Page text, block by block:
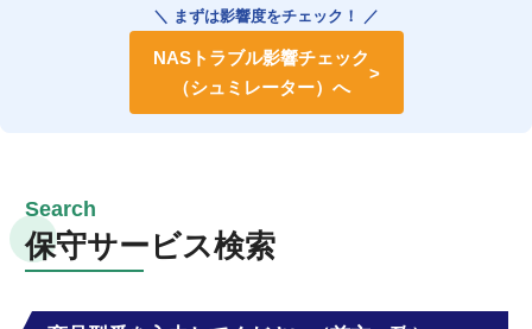
＼ まずは影響度をチェック！ ／
NASトラブル影響チェック
（シュミレーター）へ
保守サービス検索